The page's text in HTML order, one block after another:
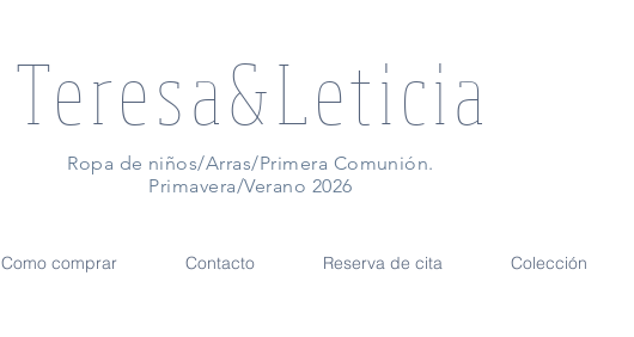
Teresa&Leticia
Ropa de niños/Arras/Primera Comunión.
Primavera/Verano 2026
Como comprar Contacto Reserva de cita Colección